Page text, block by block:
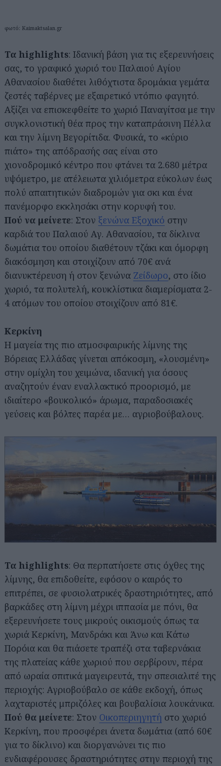
φωτό: Kaimaktsalan.gr
Τα highlights: Ιδανική βάση για τις εξερευνήσεις
σας, το γραφικό χωριό του Παλαιού Αγίου
Αθανασίου διαθέτει λιθόχτιστα δρομάκια γεμάτα
ζεστές ταβέρνες με εξαιρετικό ντόπιο φαγητό.
Αξίζει να επισκεφθείτε το χωριό Παναγίτσα με την
συγκλονιστική θέα προς την καταπράσινη Πέλλα
και την λίμνη Βεγορίτιδα. Φυσικά, το «κύριο
πιάτο» της απόδρασής σας είναι στο
χιονοδρομικό κέντρο που φτάνει τα 2.680 μέτρα
υψόμετρο, με ατέλειωτα χιλιόμετρα εύκολων έως
πολύ απαιτητικών διαδρομών για σκι και ένα
πανέμορφο εκκλησάκι στην κορυφή του.
Πού να μείνετε: Στον ξενώνα Εξοχικό στην
καρδιά του Παλαιού Αγ. Αθανασίου, τα δίκλινα
δωμάτια του οποίου διαθέτουν τζάκι και όμορφη
διακόσμηση και στοιχίζουν από 70€ ανά
διανυκτέρευση ή στον ξενώνα Ζείδωρο, στο ίδιο
χωριό, τα πολυτελή, κουκλίστικα διαμερίσματα 2-
4 ατόμων του οποίου στοιχίζουν από 81€.
Κερκίνη
Η μαγεία της πιο ατμοσφαιρικής λίμνης της
Βόρειας Ελλάδας γίνεται απόκοσμη, «λουσμένη»
στην ομίχλη του χειμώνα, ιδανική για όσους
αναζητούν έναν εναλλακτικό προορισμό, με
ιδιαίτερο «βουκολικό» άρωμα, παραδοσιακές
γεύσεις και βόλτες παρέα με… αγριοβούβαλους.
Τα highlights: Θα περπατήσετε στις όχθες της
λίμνης, θα επιδοθείτε, εφόσον ο καιρός το
επιτρέπει, σε φυσιολατρικές δραστηριότητες, από
βαρκάδες στη λίμνη μέχρι ιππασία με πόνι, θα
εξερευνήσετε τους μικρούς οικισμούς όπως τα
χωριά Κερκίνη, Μανδράκι και Άνω και Κάτω
Πορόια και θα πιάσετε τραπέζι στα ταβερνάκια
της πλατείας κάθε χωριού που σερβίρουν, πέρα
από ωραία σπιτικά μαγειρευτά, την σπεσιαλιτέ της
περιοχής: Αγριοβούβαλο σε κάθε εκδοχή, όπως
λαχταριστές μπριζόλες και βουβαλίσια λουκάνικα.
Πού θα μείνετε: Στον Οικοπεριηγητή στο χωριό
Κερκίνη, που προσφέρει άνετα δωμάτια (από 60€
για το δίκλινο) και διοργανώνει τις πιο
ενδιαφέρουσες δραστηριότητες στην περιοχή της